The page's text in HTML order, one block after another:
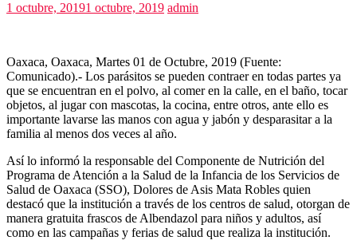
1 octubre, 20191 octubre, 2019 admin
Oaxaca, Oaxaca, Martes 01 de Octubre, 2019 (Fuente:
Comunicado).- Los parásitos se pueden contraer en todas partes ya
que se encuentran en el polvo, al comer en la calle, en el baño, tocar
objetos, al jugar con mascotas, la cocina, entre otros, ante ello es
importante lavarse las manos con agua y jabón y desparasitar a la
familia al menos dos veces al año.
Así lo informó la responsable del Componente de Nutrición del
Programa de Atención a la Salud de la Infancia de los Servicios de
Salud de Oaxaca (SSO), Dolores de Asis Mata Robles quien
destacó que la institución a través de los centros de salud, otorgan de
manera gratuita frascos de Albendazol para niños y adultos, así
como en las campañas y ferias de salud que realiza la institución.